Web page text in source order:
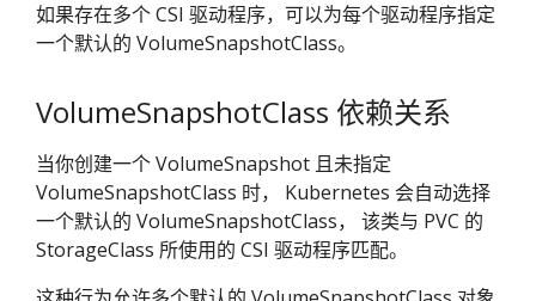
如果存在多个 CSI 驱动程序，可以为每个驱动程序指定
一个默认的 VolumeSnapshotClass。
VolumeSnapshotClass 依赖关系
当你创建一个 VolumeSnapshot 且未指定
VolumeSnapshotClass 时， Kubernetes 会自动选择
一个默认的 VolumeSnapshotClass， 该类与 PVC 的
StorageClass 所使用的 CSI 驱动程序匹配。